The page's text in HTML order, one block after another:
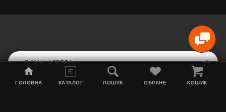
ГОЛОВНА КАТАЛОГ ПОШУК ОБРАНЕ КОШИК